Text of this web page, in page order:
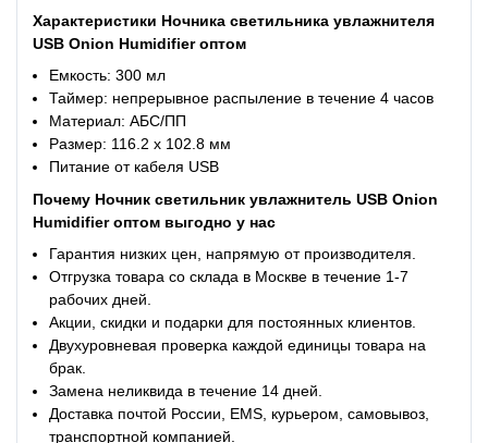
Характеристики Ночника светильника увлажнителя
USB Onion Humidifier оптом
Емкость: 300 мл
Таймер: непрерывное распыление в течение 4 часов
Материал: АБС/ПП
Размер: 116.2 х 102.8 мм
Питание от кабеля USB
Почему Ночник светильник увлажнитель USB Onion
Humidifier оптом выгодно у нас
Гарантия низких цен, напрямую от производителя.
Отгрузка товара со склада в Москве в течение 1-7
рабочих дней.
Акции, скидки и подарки для постоянных клиентов.
Двухуровневая проверка каждой единицы товара на
брак.
Замена неликвида в течение 14 дней.
Доставка почтой России, EMS, курьером, самовывоз,
транспортной компанией.